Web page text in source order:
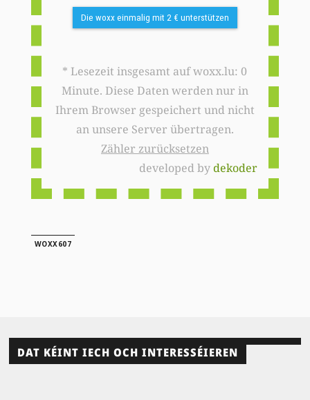
Die woxx einmalig mit 2 € unterstützen
* Lesezeit insgesamt auf woxx.lu: 0
Minute. Diese Daten werden nur in
Ihrem Browser gespeichert und nicht
an unsere Server übertragen.
Zähler zurücksetzen
developed bydekoder
WOXX607
DAT KÉINT IECH OCH INTERESSÉIEREN